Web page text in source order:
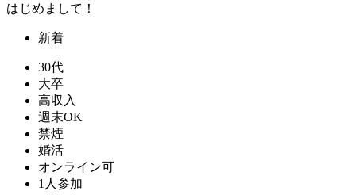
はじめまして！
新着
30代
大卒
高収入
週末OK
禁煙
婚活
オンライン可
1人参加